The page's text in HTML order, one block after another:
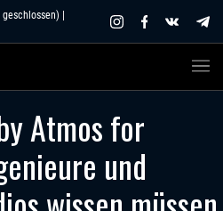
|
Atmos for
und